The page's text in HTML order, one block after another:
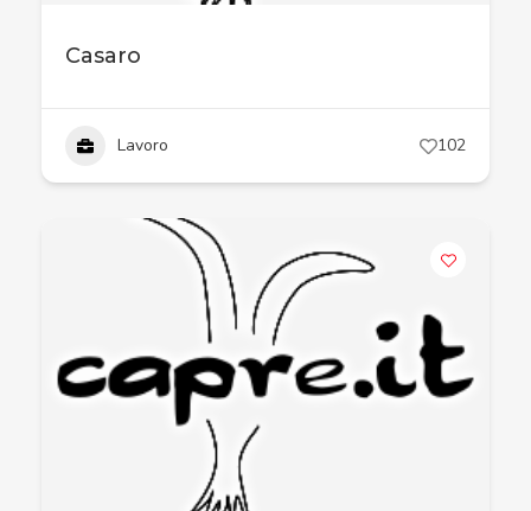
Casaro
Lavoro 102